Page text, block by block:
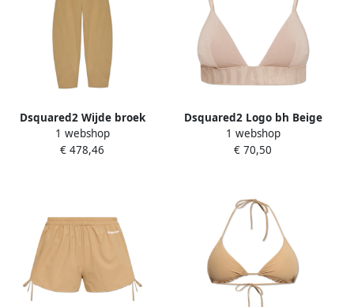
Dsquared2 Wijde broek
Beige Dames
1 webshop
€ 478,46
Dsquared2 Logo bh Beige
Dames
1 webshop
€ 70,50